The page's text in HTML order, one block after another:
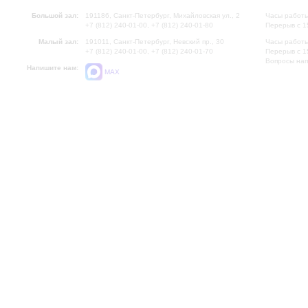
Большой зал:
191186, Санкт-Петербург, Михайловская ул., 2
+7 (812) 240-01-00, +7 (812) 240-01-80
Малый зал:
191011, Санкт-Петербург, Невский пр., 30
+7 (812) 240-01-00, +7 (812) 240-01-70
Напишите нам:
MAX
Часы
Перерыв с
Часы
Перерыв с
Вопросы